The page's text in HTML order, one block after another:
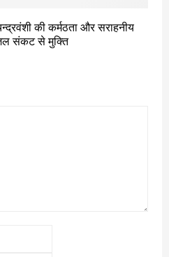
की कर्मठता और सराहनीय
जल संकट से मुक्ति